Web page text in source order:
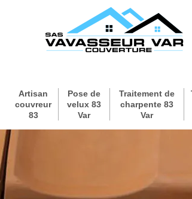
Artisan
couvreur
83
Pose de
velux 83
Var
Traitement de
charpente 83
Var